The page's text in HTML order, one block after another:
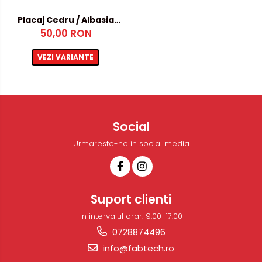
Metalex-ABS
PET-G
Policarbonat Compact
Produs Configurabil
Placaj Cedru / Albasia
4mm
50,00 RON
VEZI VARIANTE
Social
Urmareste-ne in social media
Suport clienti
In intervalul orar: 9:00-17:00
0728874496
info@fabtech.ro